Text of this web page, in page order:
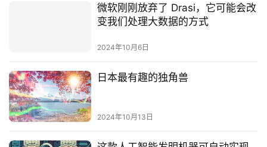
微软刚刚放弃了 Drasi，它可能会改
变我们处理大数据的方式
2024年10月6日
日本最有趣的独角兽
2024年10月13日